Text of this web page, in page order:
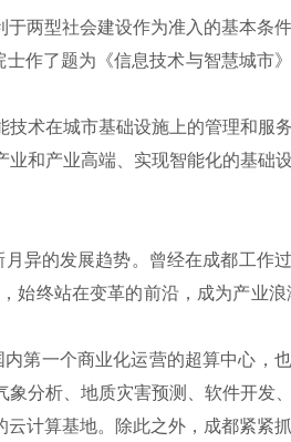
两型社会建设作为准入的基本条
作了题为《信息技术与智慧城市
术在城市基础设施上的管理和服
和产业高端、实现智能化的基础
异的发展趋势。曾经在成都工作
始终站在变革的前沿，成为产业浪
第一个商业化运营的超算中心，
分析、地质灾害预测、软件开发
计算基地。除此之外，成都紧紧